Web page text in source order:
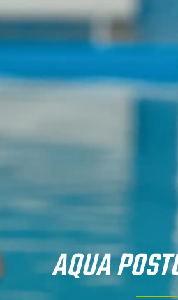
AQUA